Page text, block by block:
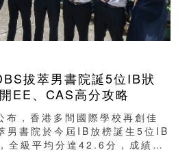
拔萃男書院誕5位IB狀
EE、CAS高分攻略
，香港多間國際學校再創佳
男書院於今屆IB放榜誕生5位IB
全級平均分達42.6分，成績再